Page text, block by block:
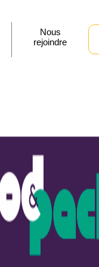
Nous
rejoindre